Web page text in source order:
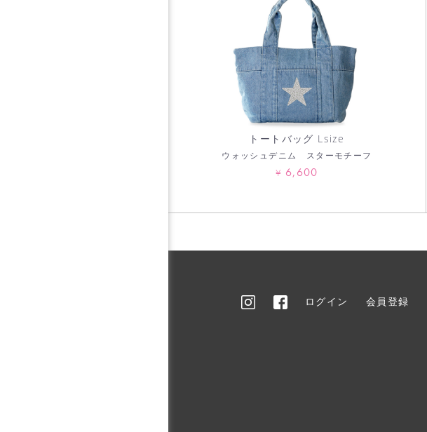
トートバッグ Lsize
ウォッシュデニム スターモチーフ
¥ 6,600
ログイン 会員登録